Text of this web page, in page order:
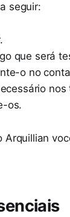
seguir:
que será
o no
nos
os.
Arquillian